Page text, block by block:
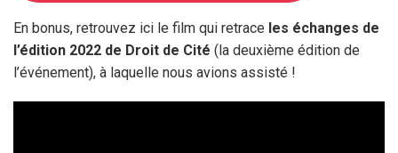
En bonus, retrouvez ici le film qui retrace les échanges de
l’édition 2022 de Droit de Cité (la deuxième édition de
l’événement), à laquelle nous avions assisté !